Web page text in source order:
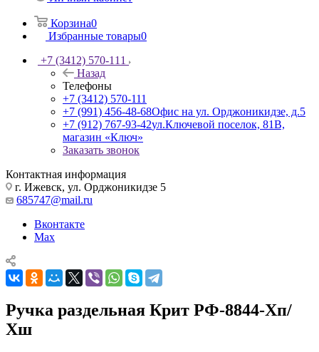
Корзина0
Избранные товары0
+7 (3412) 570-111
Назад
Телефоны
+7 (3412) 570-111
+7 (991) 456-48-68Офис на ул. Орджоникидзе, д.5
+7 (912) 767-93-42ул.Ключевой поселок, 81В,
магазин «Ключ»
Заказать звонок
Контактная информация
г. Ижевск, ул. Орджоникидзе 5
685747@mail.ru
Вконтакте
Max
Ручка раздельная Крит РФ-8844-Хп/
Хш